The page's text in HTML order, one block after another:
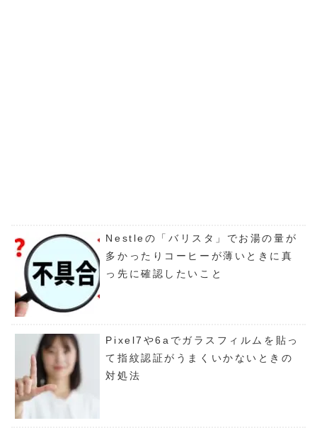
Nestleの「バリスタ」でお湯の量が
多かったりコーヒーが薄いときに真
っ先に確認したいこと
Pixel7や6aでガラスフィルムを貼っ
て指紋認証がうまくいかないときの
対処法